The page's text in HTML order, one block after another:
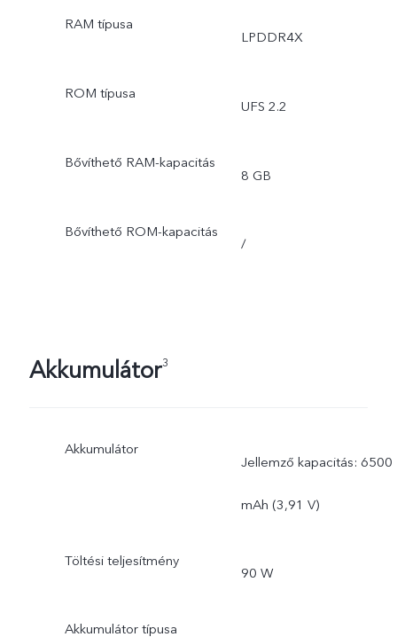
RAM típusa
LPDDR4X
ROM típusa
UFS 2.2
Bővíthető RAM-kapacitás
8 GB
Bővíthető ROM-kapacitás
/
Akkumulátor3
Akkumulátor
Jellemző kapacitás: 6500
mAh (3,91 V)
Töltési teljesítmény
90 W
Akkumulátor típusa